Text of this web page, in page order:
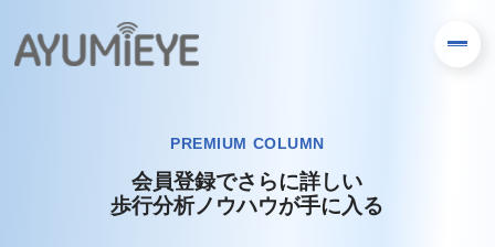
PREMIUM COLUMN
会員登録でさらに詳しい
歩行分析ノウハウが手に入る